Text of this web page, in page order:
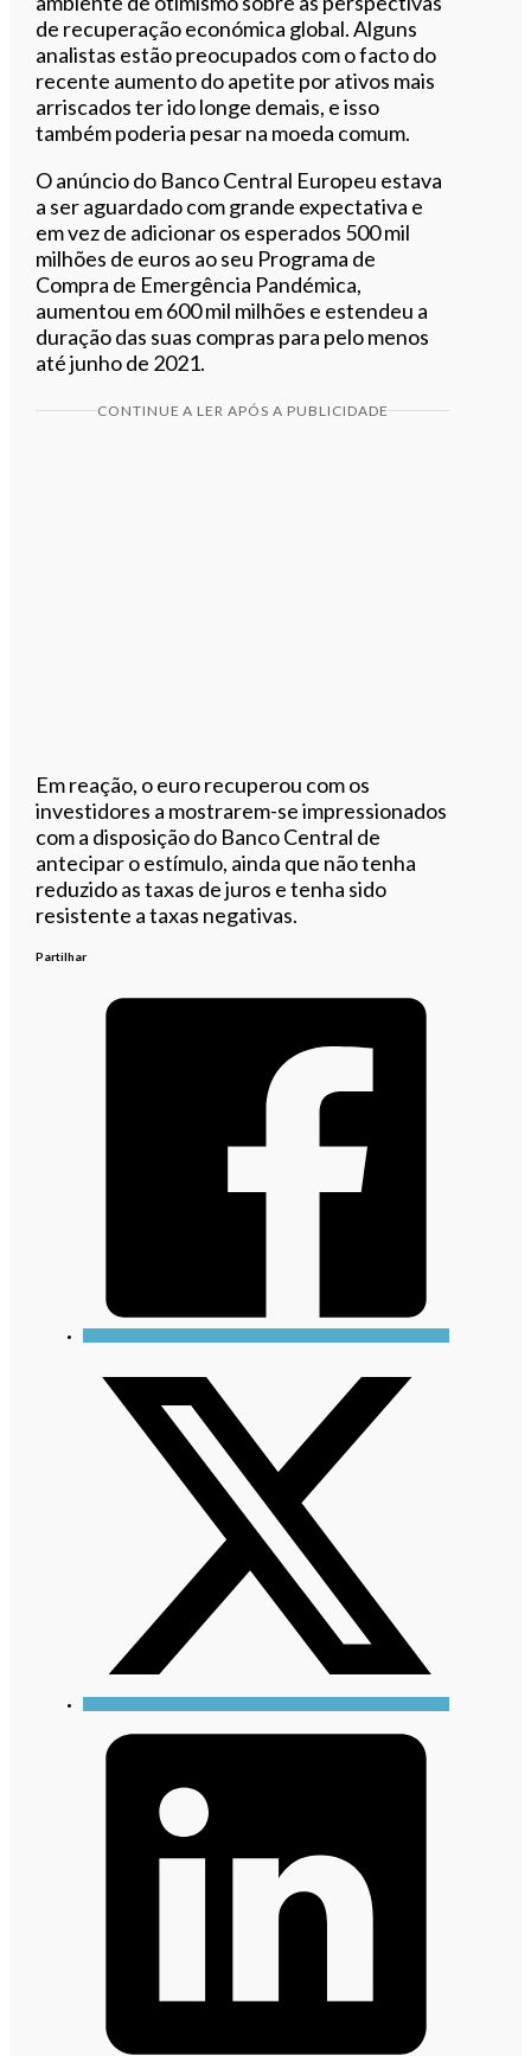
de recuperação económica global. Alguns
analistas estão preocupados com o facto do
recente aumento do apetite por ativos mais
arriscados ter ido longe demais, e isso
também poderia pesar na moeda comum.
O anúncio do Banco Central Europeu estava
a ser aguardado com grande expectativa e
em vez de adicionar os esperados 500 mil
milhões de euros ao seu Programa de
Compra de Emergência Pandémica,
aumentou em 600 mil milhões e estendeu a
duração das suas compras para pelo menos
até junho de 2021.
CONTINUE A LER APÓS A PUBLICIDADE
Em reação, o euro recuperou com os
investidores a mostrarem-se impressionados
com a disposição do Banco Central de
antecipar o estímulo, ainda que não tenha
reduzido as taxas de juros e tenha sido
resistente a taxas negativas.
Partilhar